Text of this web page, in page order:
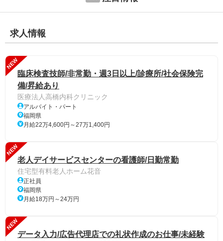
求人情報
NEW
臨床検査技師/非常勤・週3日以上/診療所/社会保険完
備/昇給あり
医療法人高橋内科クリニック
アルバイト・パート
福岡県
月給22万4,600円～27万1,400円
NEW
老人デイサービスセンターの看護師/日勤常勤
住宅型有料老人ホーム花音
正社員
福岡県
月給18万円～24万円
NEW
データ入力/広告代理店での礼状作成のお仕事/未経験